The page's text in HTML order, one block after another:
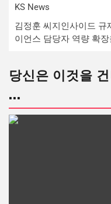
KS News
김정훈 씨지인사이드 규
이언스 담당자 역량 확
당신은 이것을
...